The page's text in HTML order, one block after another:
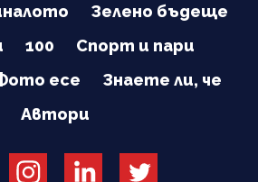
Зелено бъдеще
100
Спорт и пари
есе
Знаете ли, че
Автори